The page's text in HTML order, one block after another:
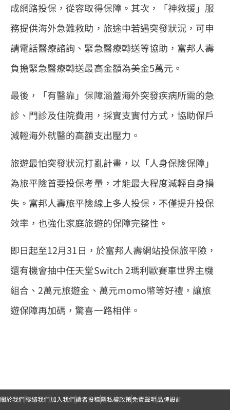
成網路投保，從容取得保障。其次，「神救援」服
務提供海外急難救助，旅途中若遇突發狀況，可申
請電話醫療諮詢、緊急醫療轉送等協助，富邦人壽
負擔緊急醫療轉送最高金額為美金5萬元。
最後，「有醫靠」保障涵蓋海外突發疾病所需的急
診、門診及住院費用，採實支實付方式，協助保戶
減輕海外就醫的高額支出壓力。
旅遊最怕突發狀況打亂計畫，以「人身保險保障」
為旅平險首要投保考量，才能最大程度減輕自身損
失。富邦人壽旅平險線上多人投保，不僅提升投保
效率，也強化家庭旅遊的保障完整性。
即日起至12月31日，於富邦人壽網站投保旅平險，
還有機會抽中任天堂Switch 2瑪利歐賽車世界主機
組合、2萬元旅遊金、萬元momo幣等好禮，讓旅
遊保障再加碼，驚喜一路相伴。
關於我們聯絡我們加入我們讀者投稿隱私權政策免責聲明品牌設計